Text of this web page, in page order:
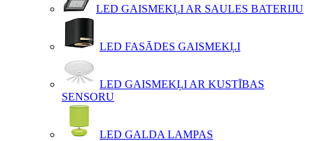
LED GAISMEKĻI AR SAULES BATERIJU
LED FASĀDES GAISMEKĻI
LED GAISMEKĻI AR KUSTĪBAS
SENSORU
LED GALDA LAMPAS